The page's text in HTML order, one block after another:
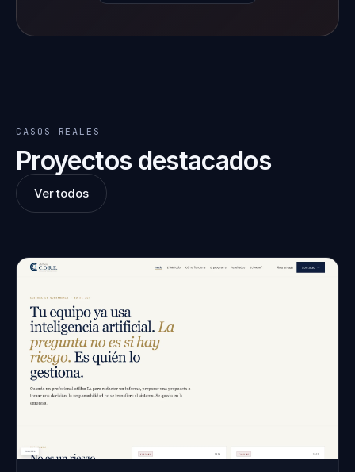
CASOS REALES
Proyectos destacados
Ver todos